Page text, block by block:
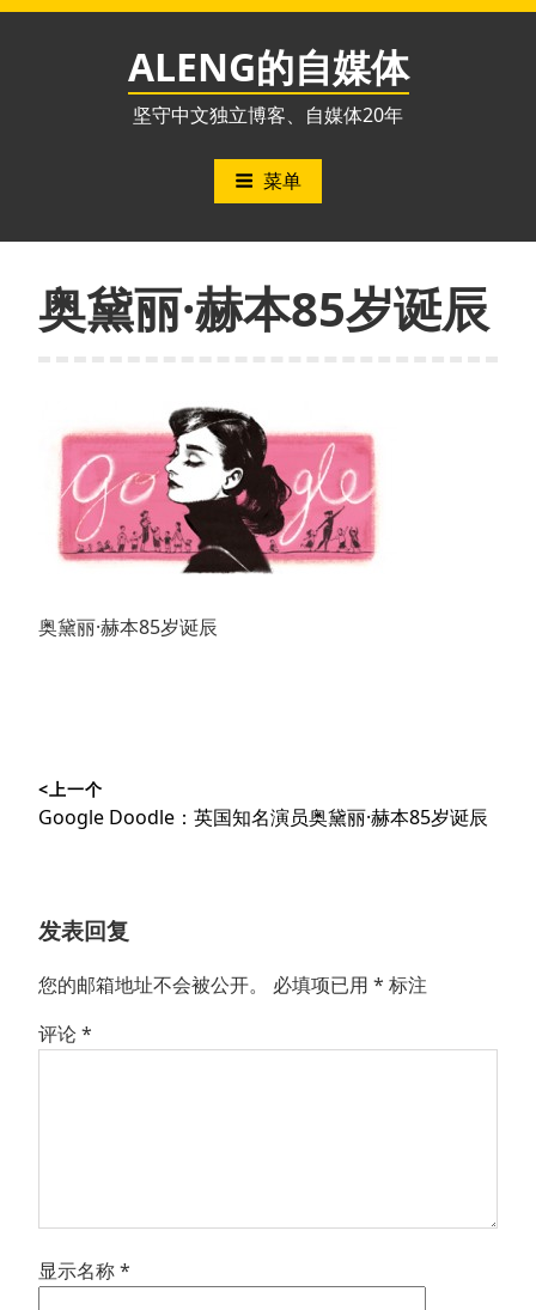
跳
ALENG的自媒体
坚守中文独立博客、自媒体20年
菜单
奥黛丽·赫本85岁诞辰
奥黛丽·赫本85岁诞辰
章
<上一个
上
Google Doodle：英国知名演员奥黛丽·赫本85岁诞辰
发表回复
您的邮箱地址不会被公开。 必填项已用 * 标注
评论*
显示名称*